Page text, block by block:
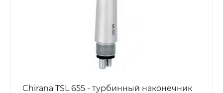
Chirana TSL 655 - турбинный наконечник